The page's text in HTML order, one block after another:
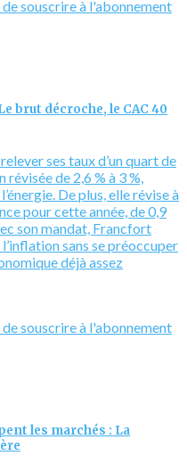
souscrire à l'abonnement
brut décroche, le CAC 40
ses taux d’un quart de
de 2,6 % à 3 %,
De plus, elle révise à
pour cette année, de 0,9
son mandat, Francfort
sans se préoccuper
déjà assez
souscrire à l'abonnement
les marchés : La